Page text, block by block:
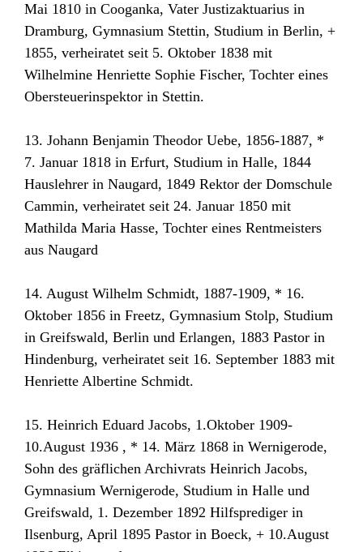
Mai 1810 in Cooganka, Vater Justizaktuarius in
Dramburg, Gymnasium Stettin, Studium in Berlin, +
1855, verheiratet seit 5. Oktober 1838 mit
Wilhelmine Henriette Sophie Fischer, Tochter eines
Obersteuerinspektor in Stettin.
13. Johann Benjamin Theodor Uebe, 1856-1887, *
7. Januar 1818 in Erfurt, Studium in Halle, 1844
Hauslehrer in Naugard, 1849 Rektor der Domschule
Cammin, verheiratet seit 24. Januar 1850 mit
Mathilda Maria Hasse, Tochter eines Rentmeisters
aus Naugard
14. August Wilhelm Schmidt, 1887-1909, * 16.
Oktober 1856 in Freetz, Gymnasium Stolp, Studium
in Greifswald, Berlin und Erlangen, 1883 Pastor in
Hindenburg, verheiratet seit 16. September 1883 mit
Henriette Albertine Schmidt.
15. Heinrich Eduard Jacobs, 1.Oktober 1909-
10.August 1936 , * 14. März 1868 in Wernigerode,
Sohn des gräflichen Archivrats Heinrich Jacobs,
Gymnasium Wernigerode, Studium in Halle und
Greifswald, 1. Dezember 1892 Hilfsprediger in
Ilsenburg, April 1895 Pastor in Boeck, + 10.August